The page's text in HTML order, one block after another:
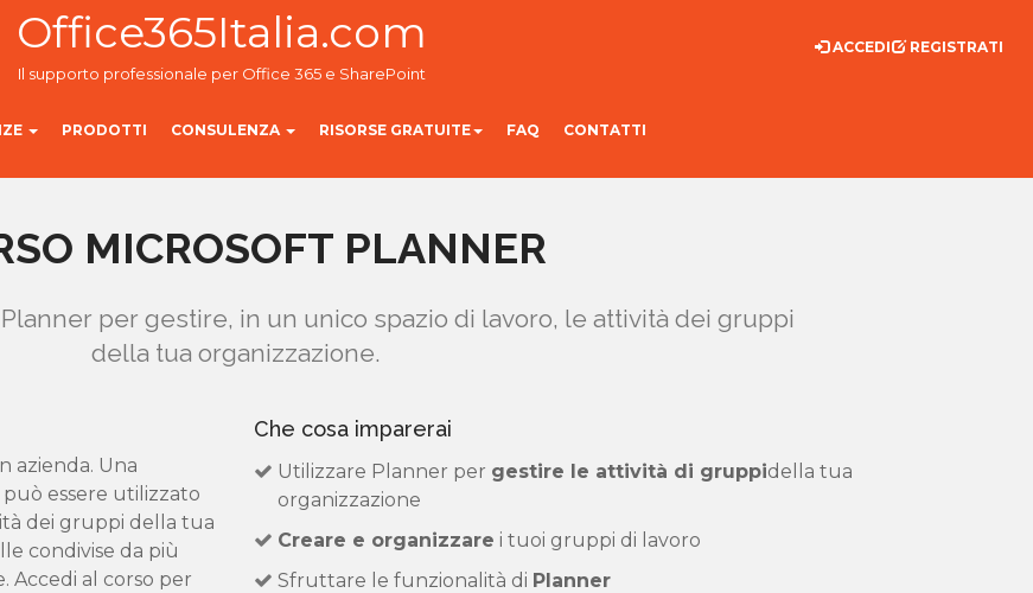
Office365Italia.com
Il supporto professionale per Office 365 e SharePoint
PRODOTTI CONSULENZA RISORSE GRATUITE FAQ CONTATTI
REGISTRATI
ACCEDI
MICROSOFT PLANNER
per gestire, in un unico spazio di lavoro, le attività dei gruppi
della tua organizzazione.
azienda. Una
essere utilizzato
dei gruppi della tua
condivise da più
Accedi al corso per
Che cosa imparerai
Utilizzare Planner per gestire le attività di gruppidella tua
organizzazione
Creare e organizzare i tuoi gruppi di lavoro
Sfruttare le funzionalità di Planner